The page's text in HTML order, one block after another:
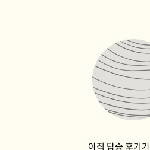
아직 탑승 후기